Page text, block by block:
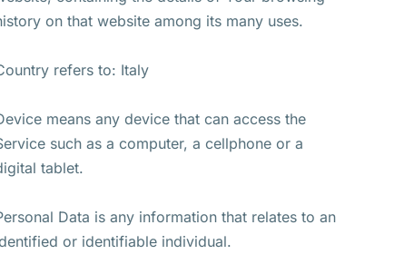
on that website among its many uses.
refers to: Italy
means any device that can access the
such as a computer, a cellphone or a
tablet.
Data is any information that relates to an
or identifiable individual.